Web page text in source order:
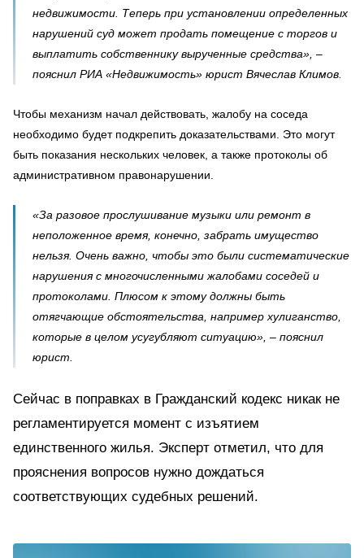
недвижимости. Теперь при установлении определенных
нарушений суд может продать помещение с торгов и
выплатить собственнику вырученные средства», –
пояснил РИА «Недвижимость» юрист Вячеслав Климов.
Чтобы механизм начал действовать, жалобу на соседа
необходимо будет подкрепить доказательствами. Это могут
быть показания нескольких человек, а также протоколы об
административном правонарушении.
«За разовое прослушивание музыки или ремонт в
неположенное время, конечно, забрать имущество
нельзя. Очень важно, чтобы это были систематические
нарушения с многочисленными жалобами соседей и
протоколами. Плюсом к этому должны быть
отягчающие обстоятельства, например хулиганство,
которые в целом усугубляют ситуацию», – пояснил
юрист.
Сейчас в поправках в Гражданский кодекс никак не
регламентируется момент с изъятием
единственного жилья. Эксперт отметил, что для
прояснения вопросов нужно дождаться
соответствующих судебных решений.